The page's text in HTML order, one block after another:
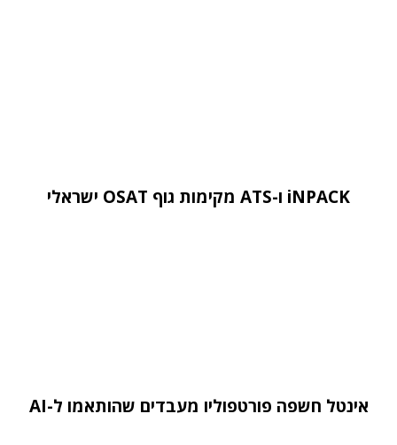
iNPACK ו-ATS מקימות גוף OSAT ישראלי
אינטל חשפה פורטפוליו מעבדים שהותאמו ל-AI